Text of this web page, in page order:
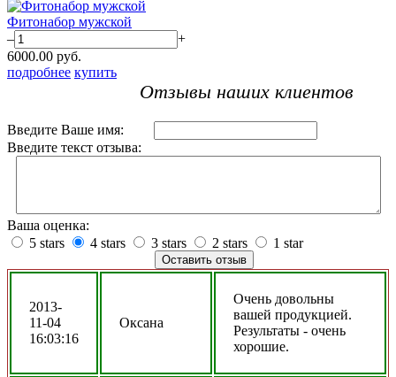
Фитонабор мужской
–
+
6000.00 руб.
подробнее купить
Отзывы наших клиентов
Введите Ваше имя:
Введите текст отзыва:
Ваша оценка:
5 stars
4 stars 3 stars 2 stars 1 star
2013-
11-04
16:03:16
Оксана
Очень довольны
вашей продукцией.
Результаты - очень
хорошие.